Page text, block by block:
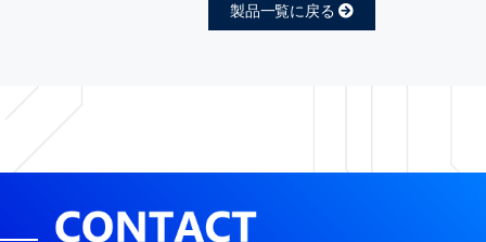
製品一覧に戻る